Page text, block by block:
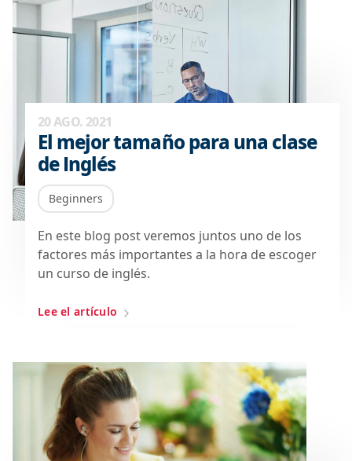
20 AGO. 2021
El mejor tamaño para una clase
de Inglés
Beginners
En este blog post veremos juntos uno de los
factores más importantes a la hora de escoger
un curso de inglés.
Lee el artículo